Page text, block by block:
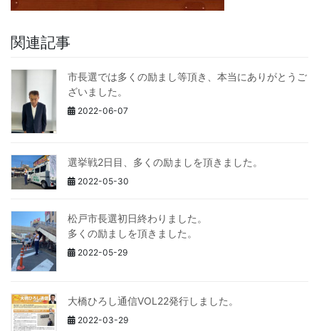
関連記事
市長選では多くの励まし等頂き、本当にありがとうご
ざいました。
2022-06-07
選挙戦2日目、多くの励ましを頂きました。
2022-05-30
松戸市長選初日終わりました。
多くの励ましを頂きました。
2022-05-29
大橋ひろし通信VOL22発行しました。
2022-03-29